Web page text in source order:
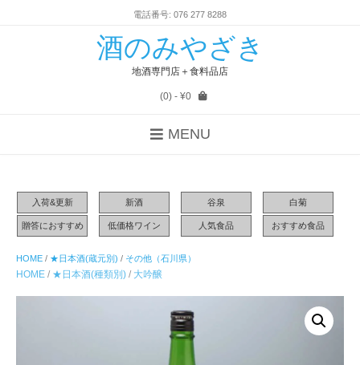
電話番号: 076 277 8288
酒のみやざき
地酒専門店＋食料品店
(0)- ¥0
MENU
入荷&更新 新酒 谷泉 白菊
贈答におすすめ 低価格ワイン 人気食品 おすすめ食品
HOME / ★日本酒(蔵元別) / その他（石川県）
HOME / ★日本酒(種類別) / 大吟醸